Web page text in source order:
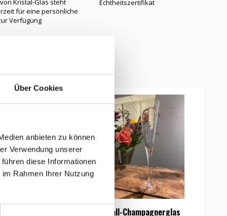
Über Cookies
anbieten zu können
Verwendung unserer
diese Informationen
Rahmen Ihrer Nutzung
Kristal-Glas steht
für eine persönliche
Verfügung
Echtheitszertifikat
Kristall-Champagnerglas